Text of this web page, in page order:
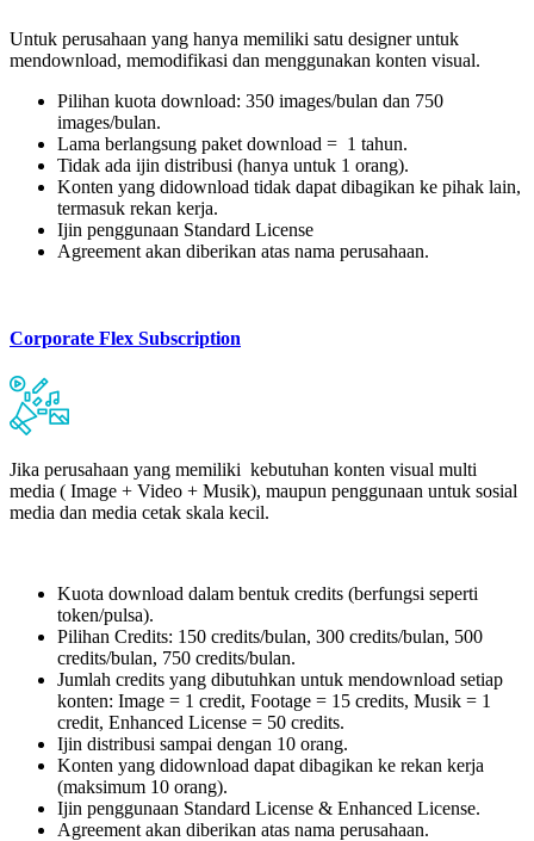
Untuk perusahaan yang hanya memiliki satu designer untuk
mendownload, memodifikasi dan menggunakan konten visual.
Pilihan kuota download: 350 images/bulan dan 750
images/bulan.
Lama berlangsung paket download = 1 tahun.
Tidak ada ijin distribusi (hanya untuk 1 orang).
Konten yang didownload tidak dapat dibagikan ke pihak lain,
termasuk rekan kerja.
Ijin penggunaan Standard License
Agreement akan diberikan atas nama perusahaan.
Corporate Flex Subscription
Jika perusahaan yang memiliki kebutuhan konten visual multi
media ( Image + Video + Musik), maupun penggunaan untuk sosial
media dan media cetak skala kecil.
Kuota download dalam bentuk credits (berfungsi seperti
token/pulsa).
Pilihan Credits: 150 credits/bulan, 300 credits/bulan, 500
credits/bulan, 750 credits/bulan.
Jumlah credits yang dibutuhkan untuk mendownload setiap
konten: Image = 1 credit, Footage = 15 credits, Musik = 1
credit, Enhanced License = 50 credits.
Ijin distribusi sampai dengan 10 orang.
Konten yang didownload dapat dibagikan ke rekan kerja
(maksimum 10 orang).
Ijin penggunaan Standard License & Enhanced License.
Agreement akan diberikan atas nama perusahaan.